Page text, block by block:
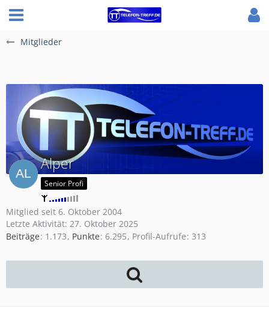
Mitglieder
Alper
Senior Profi
Mitglied seit 6. Oktober 2004
Letzte Aktivität: 27. Oktober 2025
Beiträge 1.173 Punkte 6.295 Profil-Aufrufe 313